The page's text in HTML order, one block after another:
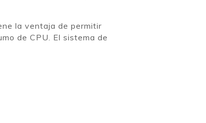
la ventaja de permitir
de CPU. El sistema de